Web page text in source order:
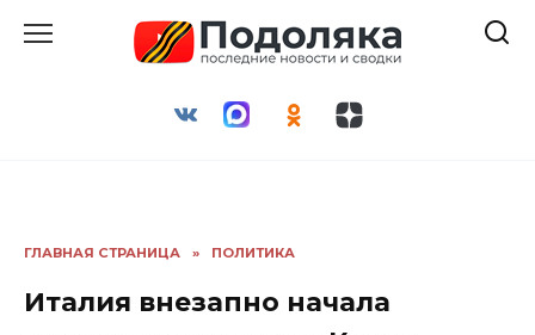
ГЛАВНАЯ СТРАНИЦА » ПОЛИТИКА
Италия внезапно начала